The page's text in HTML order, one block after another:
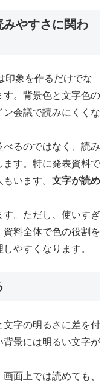
やすさに関わ
印象を作るだけでな
す。背景色と文字色の
会議で読みにくくな
るのではなく、読み
す。特に発表資料で
います。 文字が読め
。ただし、使いすぎ
料全体で色の役割を
やすくなります。
字の明るさに差を付
景には明るい文字が
面上では読めても、